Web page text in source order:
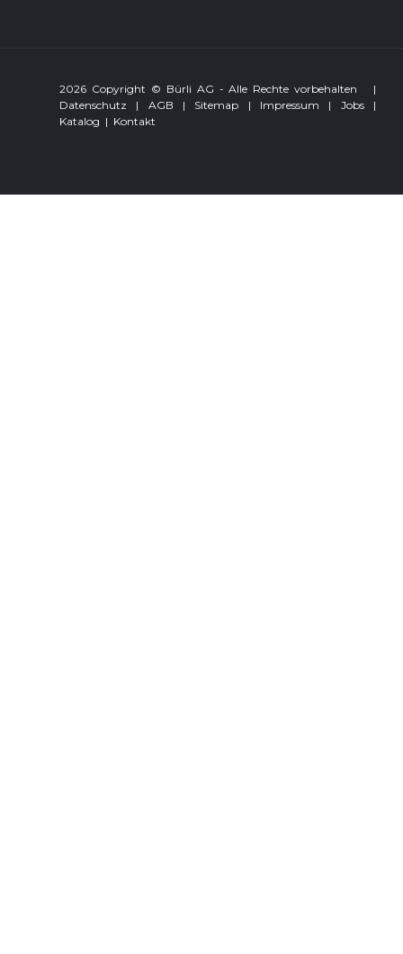
2026 Copyright © Bürli AG - Alle Rechte vorbehalten |
Datenschutz
| AGB | Sitemap | Impressum | Jobs
|
Katalog | Kontakt